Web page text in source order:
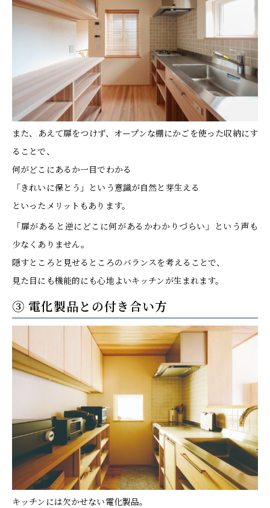
また、あえて扉をつけず、オープンな棚にかごを使った収納にす
ることで、
何がどこにあるか一目でわかる
「きれいに保とう」という意識が自然と芽生える
といったメリットもあります。
「扉があると逆にどこに何があるかわかりづらい」という声も
少なくありません。
隠すところと見せるところのバランスを考えることで、
見た目にも機能的にも心地よいキッチンが生まれます。
③ 電化製品との付き合い方
キッチンには欠かせない電化製品。